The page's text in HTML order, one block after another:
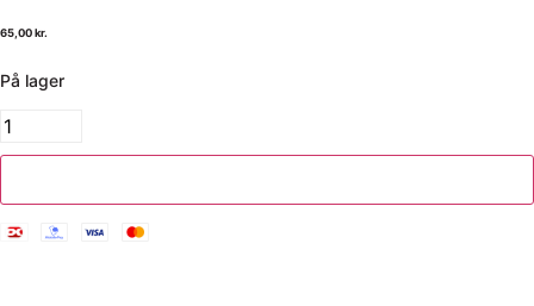
65,00kr.
På lager